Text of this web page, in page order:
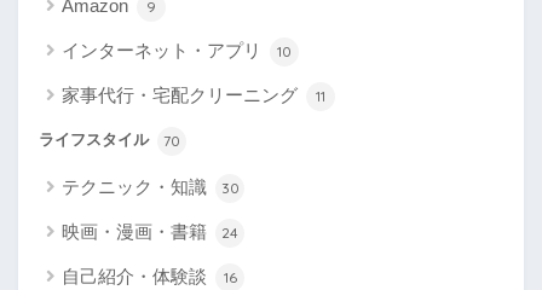
Amazon 9
インターネット・アプリ 10
家事代行・宅配クリーニング 11
ライフスタイル 70
テクニック・知識 30
映画・漫画・書籍 24
自己紹介・体験談 16